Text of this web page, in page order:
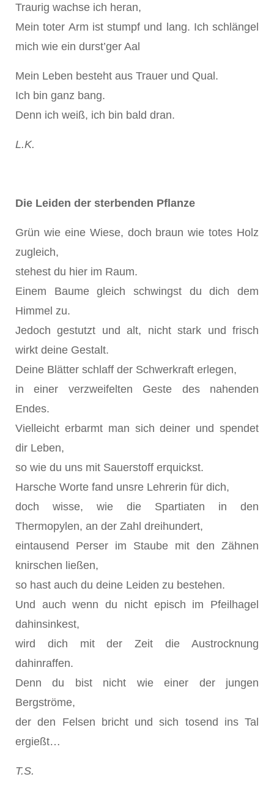
Traurig wachse ich heran,
Mein toter Arm ist stumpf und lang. Ich schlängel
mich wie ein durst’ger Aal
Mein Leben besteht aus Trauer und Qual.
Ich bin ganz bang.
Denn ich weiß, ich bin bald dran.
L.K.
Die Leiden der sterbenden Pflanze
Grün wie eine Wiese, doch braun wie totes Holz
zugleich,
stehest du hier im Raum.
Einem Baume gleich schwingst du dich dem
Himmel zu.
Jedoch gestutzt und alt, nicht stark und frisch
wirkt deine Gestalt.
Deine Blätter schlaff der Schwerkraft erlegen,
in einer verzweifelten Geste des nahenden
Endes.
Vielleicht erbarmt man sich deiner und spendet
dir Leben,
so wie du uns mit Sauerstoff erquickst.
Harsche Worte fand unsre Lehrerin für dich,
doch wisse, wie die Spartiaten in den
Thermopylen, an der Zahl dreihundert,
eintausend Perser im Staube mit den Zähnen
knirschen ließen,
so hast auch du deine Leiden zu bestehen.
Und auch wenn du nicht episch im Pfeilhagel
dahinsinkest,
wird dich mit der Zeit die Austrocknung
dahinraffen.
Denn du bist nicht wie einer der jungen
Bergströme,
der den Felsen bricht und sich tosend ins Tal
ergießt…
T.S.